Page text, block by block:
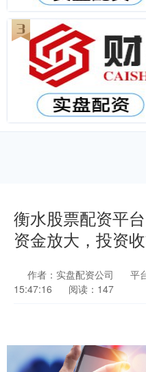
衡水股票配资平
资金放大，投资
作者：实盘配资公司 平
15:47:16
阅读：147